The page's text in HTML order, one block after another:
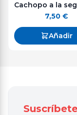
7,50 €
Añadir